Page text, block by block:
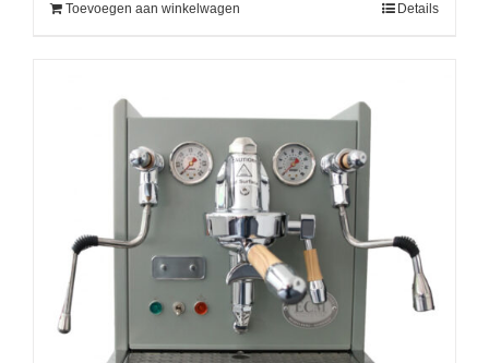
Toevoegen aan winkelwagen Details